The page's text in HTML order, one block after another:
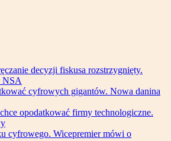
decyzji fiskusa rozstrzygnięty.
NSA
cyfrowych gigantów. Nowa danina
opodatkować firmy technologiczne.
cyfrowego. Wicepremier mówi o